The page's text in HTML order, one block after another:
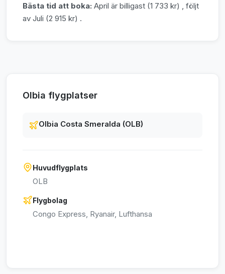
Bästa tid att boka: April är billigast (1 733 kr) , följt
av Juli (2 915 kr) .
Olbia flygplatser
Olbia Costa Smeralda (OLB)
Huvudflygplats
OLB
Flygbolag
Congo Express, Ryanair, Lufthansa